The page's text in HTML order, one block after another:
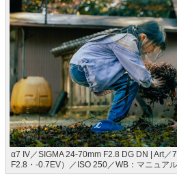
α7 IV／SIGMA 24-70mm F2.8 DG DN | Art／
F2.8・-0.7EV）／ISO 250／WB：マニュアル